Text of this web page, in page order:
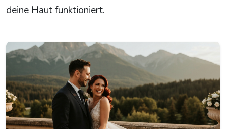
deine Haut funktioniert.